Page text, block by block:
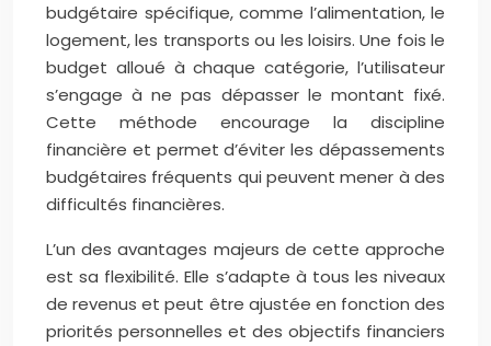
budgétaire spécifique, comme l’alimentation, le
logement, les transports ou les loisirs. Une fois le
budget alloué à chaque catégorie, l’utilisateur
s’engage à ne pas dépasser le montant fixé.
Cette méthode encourage la discipline
financière et permet d’éviter les dépassements
budgétaires fréquents qui peuvent mener à des
difficultés financières.
L’un des avantages majeurs de cette approche
est sa flexibilité. Elle s’adapte à tous les niveaux
de revenus et peut être ajustée en fonction des
priorités personnelles et des objectifs financiers